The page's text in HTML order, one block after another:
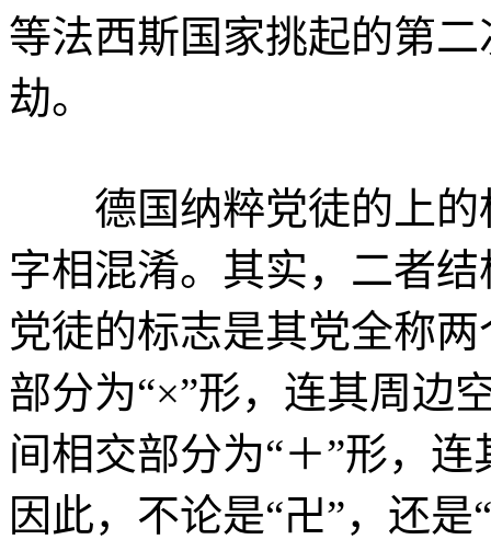
等法西斯国家挑起的第
劫。
德国纳粹党徒的上的
字相混淆。其实，二者
党徒的标志是其党全称
部分为“×”形，连其周边
间相交部分为“＋”形，
因此，不论是“卍”，还